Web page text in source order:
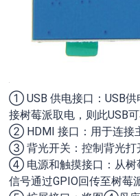
① USB 供电接口：USB
接树莓派取电，则此USB
② HDMI 接口：用于连接
③ 背光开关：控制背光打
④ 电源和触摸接口：从树
信号通过GPIO回传至树莓